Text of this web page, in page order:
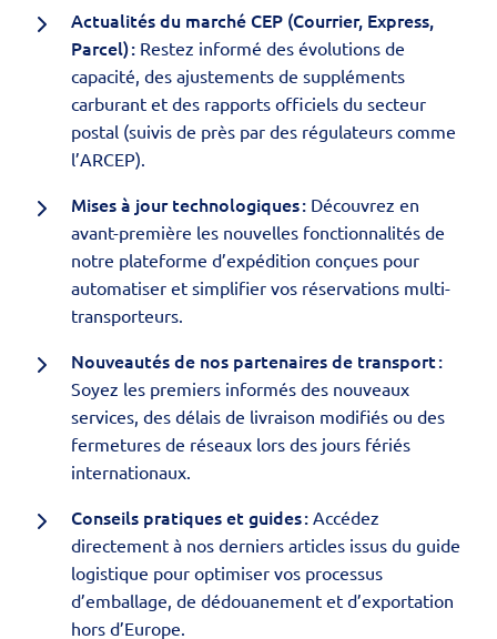
Actualités du marché CEP (Courrier, Express,
Parcel) : Restez informé des évolutions de
capacité, des ajustements de suppléments
carburant et des rapports officiels du secteur
postal (suivis de près par des régulateurs comme
l’ARCEP).
Mises à jour technologiques : Découvrez en
avant-première les nouvelles fonctionnalités de
notre plateforme d’expédition conçues pour
automatiser et simplifier vos réservations multi-
transporteurs.
Nouveautés de nos partenaires de transport :
Soyez les premiers informés des nouveaux
services, des délais de livraison modifiés ou des
fermetures de réseaux lors des jours fériés
internationaux.
Conseils pratiques et guides : Accédez
directement à nos derniers articles issus du guide
logistique pour optimiser vos processus
d’emballage, de dédouanement et d’exportation
hors d’Europe.